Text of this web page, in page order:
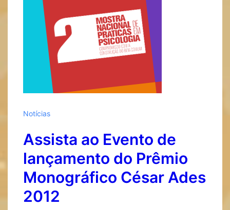
Notícias
Assista ao Evento de
lançamento do Prêmio
Monográfico César Ades
2012